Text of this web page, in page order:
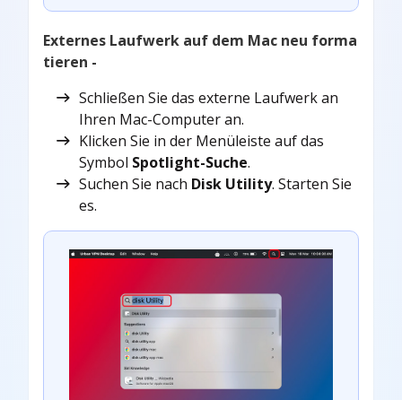
Externes Laufwerk auf dem Mac neu forma
tieren -
Schließen Sie das externe Laufwerk an
Ihren Mac-Computer an.
Klicken Sie in der Menüleiste auf das
Symbol Spotlight-Suche.
Suchen Sie nach Disk Utility. Starten Sie
es.